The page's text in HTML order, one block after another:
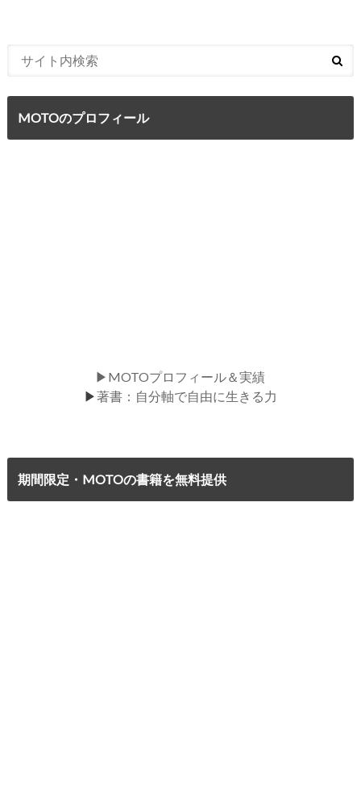
MOTOのプロフィール
▶MOTOプロフィール＆実績
▶著書：自分軸で自由に生きる力
期間限定・MOTOの書籍を無料提供